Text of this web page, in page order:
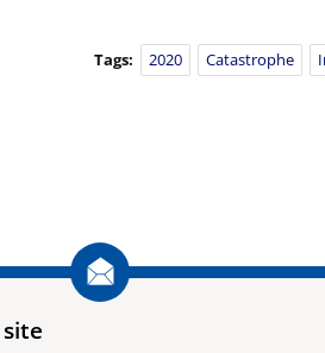
Tags: 2020 Catastrophe